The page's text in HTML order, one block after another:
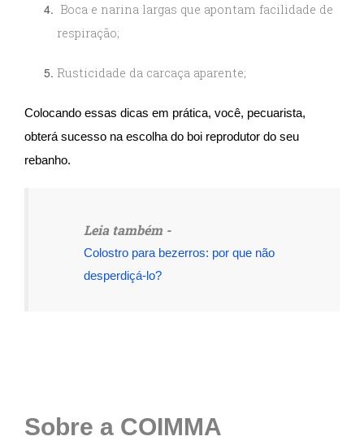
Boca e narina largas que apontam facilidade de
respiração;
Rusticidade da carcaça aparente;
Colocando essas dicas em prática, você, pecuarista,
obterá sucesso na escolha do boi reprodutor do seu
rebanho.
Leia também -
Colostro para bezerros: por que não
desperdiçá-lo?
Sobre a COIMMA